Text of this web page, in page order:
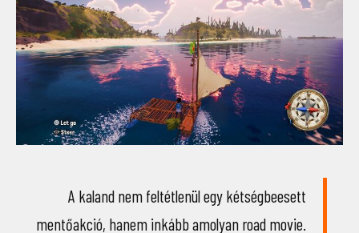
A kaland nem feltétlenül egy kétségbeesett
mentőakció, hanem inkább amolyan road movie.